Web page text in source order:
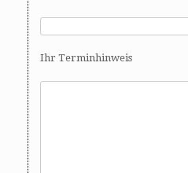
Ihr Terminhinweis